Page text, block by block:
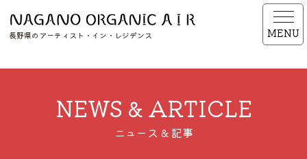
長野県のアーティスト・イン・レジデンス MENU
NEWS & ARTICLE
ニュース & 記事